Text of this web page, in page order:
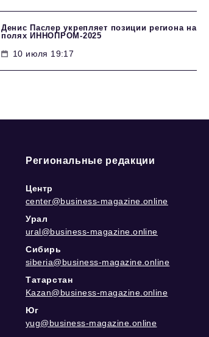
Денис Паслер укрепляет позиции региона на
полях ИННОПРОМ-2025
10 июля 19:17
Региональные редакции
Центр
center@business-magazine.online
Урал
ural@business-magazine.online
Сибирь
siberia@business-magazine.online
Татарстан
Kazan@business-magazine.online
Юг
yug@business-magazine.online